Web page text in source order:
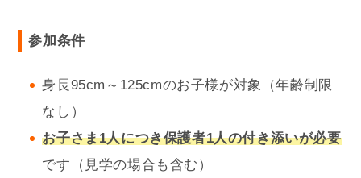
参加条件
身長95cm～125cmのお子様が対象（年齢制限
なし）
お子さま1人につき保護者1人の付き添いが必要
です（見学の場合も含む）